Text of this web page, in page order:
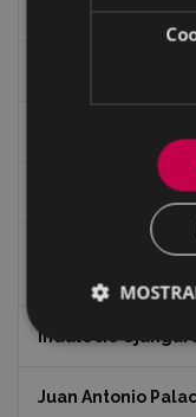
Guerra
Ignacio Zuloaga
Ignacio Zuloaga,
Indalecio
Juan Antonio